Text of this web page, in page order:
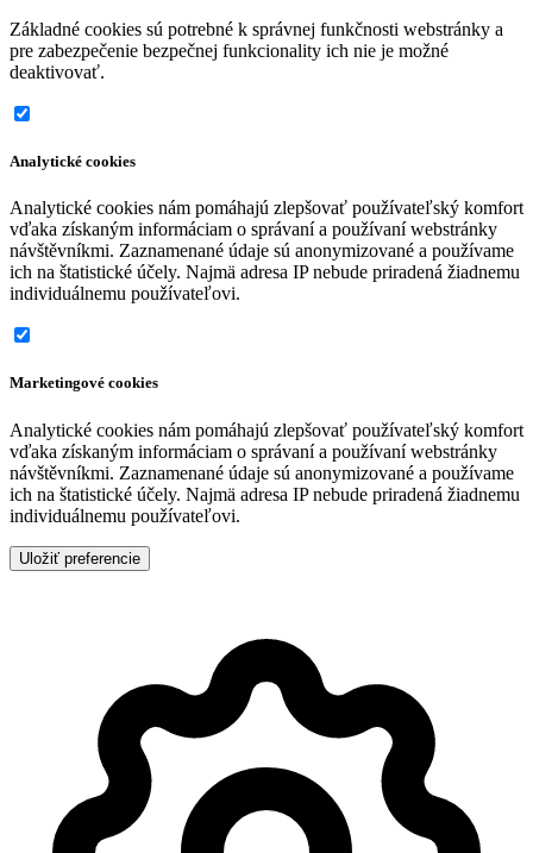
Základné cookies sú potrebné k správnej funkčnosti webstránky a
pre zabezpečenie bezpečnej funkcionality ich nie je možné
deaktivovať.
Analytické cookies
Analytické cookies nám pomáhajú zlepšovať používateľský komfort
vďaka získaným informáciam o správaní a používaní webstránky
návštěvníkmi. Zaznamenané údaje sú anonymizované a používame
ich na štatistické účely. Najmä adresa IP nebude priradená žiadnemu
individuálnemu používateľovi.
Marketingové cookies
Analytické cookies nám pomáhajú zlepšovať používateľský komfort
vďaka získaným informáciam o správaní a používaní webstránky
návštěvníkmi. Zaznamenané údaje sú anonymizované a používame
ich na štatistické účely. Najmä adresa IP nebude priradená žiadnemu
individuálnemu používateľovi.
Uložiť preferencie